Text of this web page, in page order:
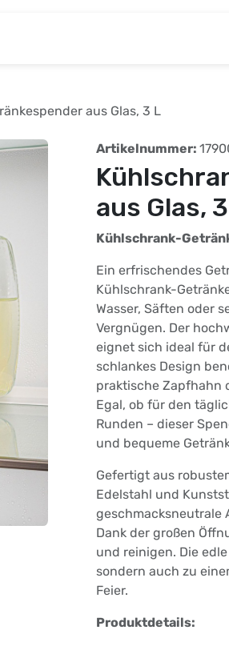
aus Glas, 3 L
Artikelnummer:
aus Glas,
Kühlschrank-
Ein erfrischendes
Kühlschrank-
Wasser, Säften oder
Vergnügen. Der
eignet sich ideal für
schlankes Design
praktische Zapfhahn
Egal, ob für den
Runden – dieser
und bequeme
Gefertigt aus
Edelstahl und
geschmacksneutrale
Dank der großen
und reinigen. Die
sondern auch zu
Feier.
Produktdetails: